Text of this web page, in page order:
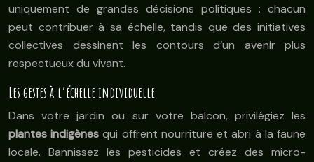
uniquement de grandes décisions politiques : chacun
peut contribuer à sa échelle, tandis que des initiatives
collectives dessinent les contours d’un avenir plus
respectueux du vivant.
Les gestes à l’échelle individuelle
Dans votre jardin ou sur votre balcon, privilégiez les
plantes indigènes qui offrent nourriture et abri à la faune
locale. Bannissez les pesticides et créez des micro-